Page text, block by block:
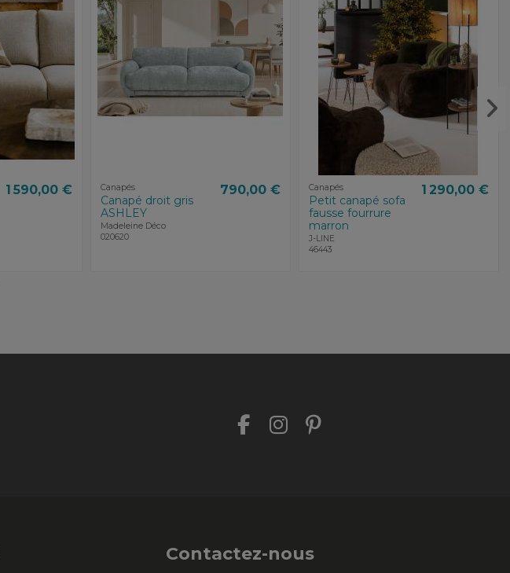
1 590,00 € Canapés
Canapé droit gris
ASHLEY
Madeleine Déco
020620
790,00 € Canapés
Petit canapé sofa
fausse fourrure
marron
J-LINE
46443
1 290,00 €
Contactez-nous